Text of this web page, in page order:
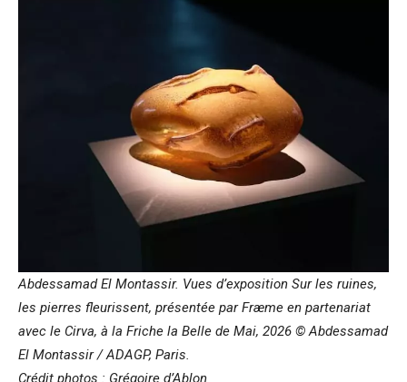
Abdessamad El Montassir. Vues d’exposition Sur les ruines,
les pierres fleurissent, présentée par Fræme en partenariat
avec le Cirva, à la Friche la Belle de Mai, 2026 © Abdessamad
El Montassir / ADAGP, Paris.
Crédit photos : Grégoire d’Ablon